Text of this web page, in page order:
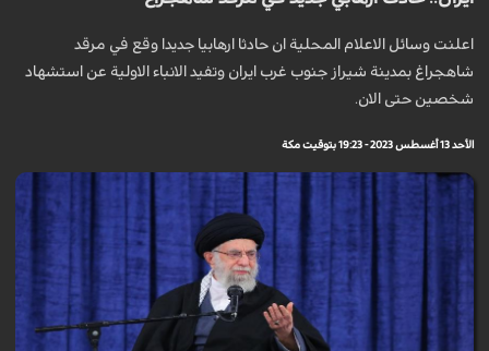
اعلنت وسائل الاعلام المحلية ان حادثا ارهابيا جديدا وقع في مرقد
شاهجراغ بمدينة شيراز جنوب غرب ایران وتفید الانباء الاولية عن استشهاد
شخصين حتى الان.
الأحد 13 أغسطس 2023 - 19:23 بتوقيت مكة